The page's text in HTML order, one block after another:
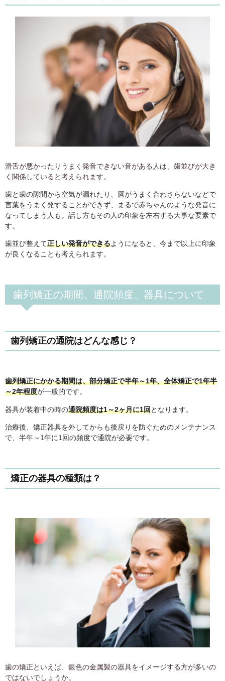
滑舌が悪かったりうまく発音できない音がある人は、歯並びが大き
く関係していると考えられます。
歯と歯の隙間から空気が漏れたり、唇がうまく合わさらないなどで
言葉をうまく発することができず、まるで赤ちゃんのような発音に
なってしまう人も。話し方もその人の印象を左右する大事な要素で
す。
歯並び整えて正しい発音ができるようになると、今まで以上に印象
が良くなることも考えられます。
歯列矯正の期間、通院頻度、器具について
歯列矯正の通院はどんな感じ？
歯列矯正にかかる期間は、部分矯正で半年～1年、全体矯正で1年半
～2年程度が一般的です。
器具が装着中の時の通院頻度は1～2ヶ月に1回となります。
治療後、矯正器具を外してからも後戻りを防ぐためのメンテナンス
で、半年～1年に1回の頻度で通院が必要です。
矯正の器具の種類は？
歯の矯正といえば、銀色の金属製の器具をイメージする方が多いの
ではないでしょうか。